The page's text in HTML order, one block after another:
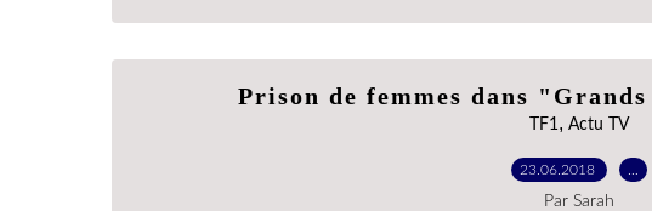
Prison de femmes dans
TF1, Actu TV
23.06.2018
Par Sarah